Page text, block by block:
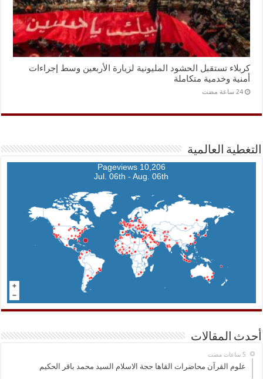
كربلاء تستقبل الحشود المليونية لزيارة الأربعين وسط إجراءات
أمنية وخدمية متكاملة
‏24 ساعة مضت
التغطية العالمية
10,206 Pageviews
Jul. 06th - Aug. 06th
أحدث المقالات
علوم القرآن محاضرات القاها حجة الاسلام السيد محمد باقر الحكيم